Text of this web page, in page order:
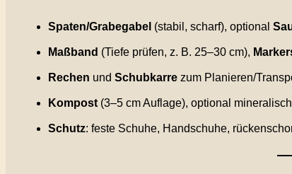
Spaten/Grabegabel (stabil, scharf), optional
Maßband (Tiefe prüfen, z. B. 25–30 cm),
Rechen und Schubkarre zum Planieren/
Kompost (3–5 cm Auflage), optional
Schutz: feste Schuhe, Handschuhe,